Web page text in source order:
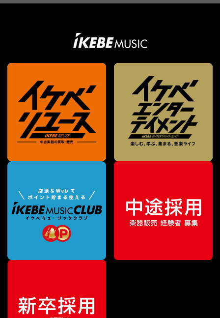
販売価格¥148,500 （税込）